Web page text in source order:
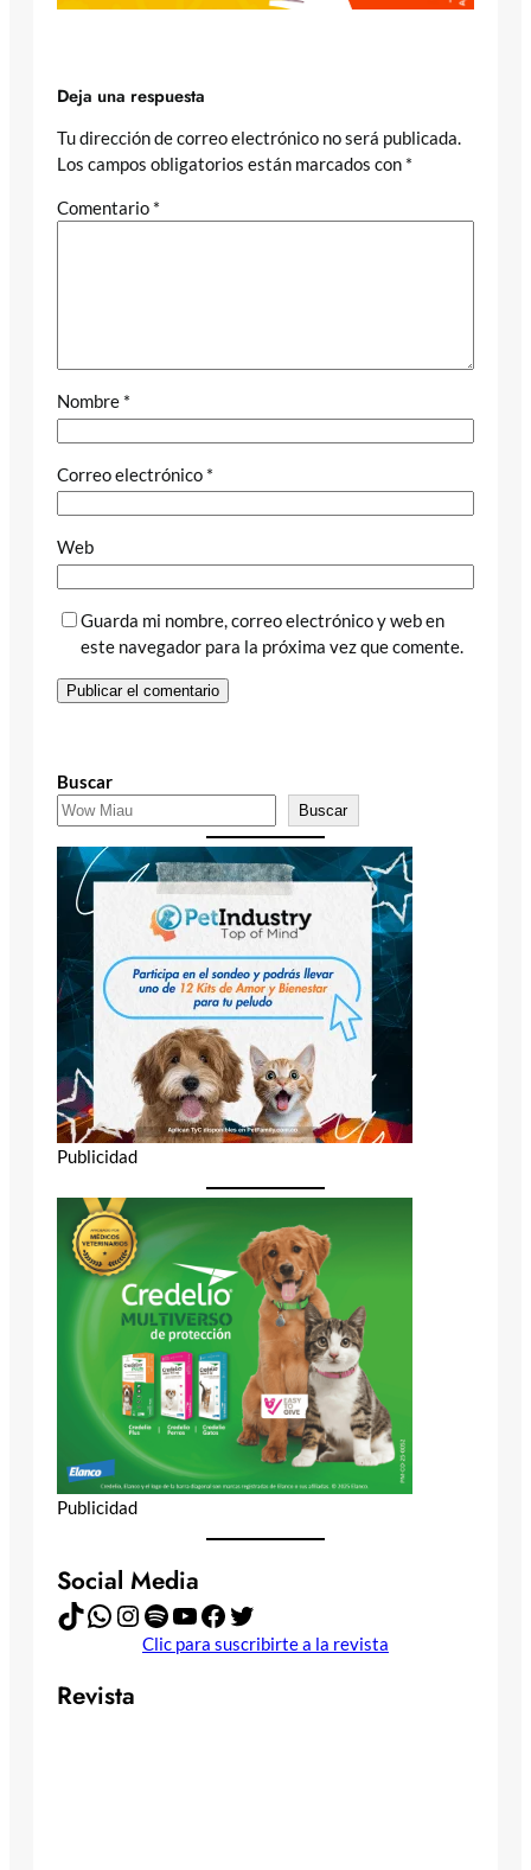
Deja una respuesta
Tu dirección de correo electrónico no será publicada.
Los campos obligatorios están marcados con *
Comentario *
Nombre *
Correo electrónico *
Web
Guarda mi nombre, correo electrónico y web en
este navegador para la próxima vez que comente.
Buscar
Buscar
Publicidad
Publicidad
Social Media
TikTok WhatsApp Instagram Spotify YouTube Facebook Twitter
Clic para suscribirte a la revista
Revista